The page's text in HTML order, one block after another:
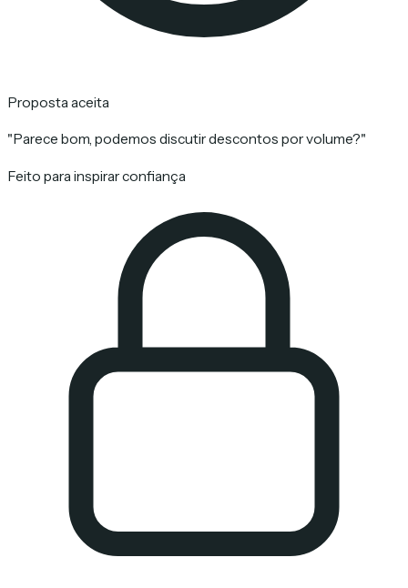
Proposta aceita
"Parece bom, podemos discutir descontos por volume?"
Feito para inspirar confiança